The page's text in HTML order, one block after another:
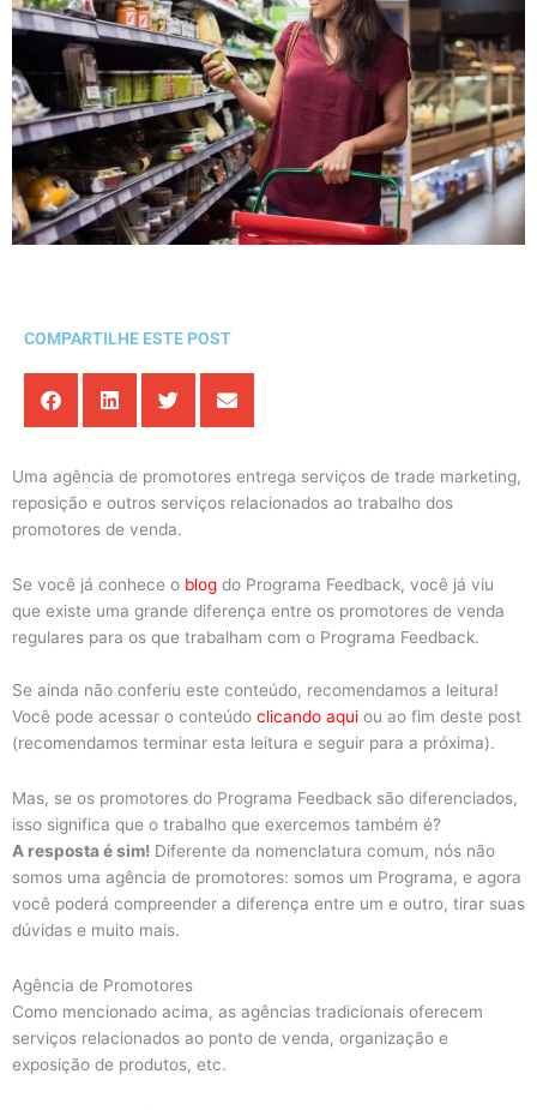
COMPARTILHE ESTE POST
Uma agência de promotores entrega serviços de trade marketing,
reposição e outros serviços relacionados ao trabalho dos
promotores de venda.
Se você já conhece o blog do Programa Feedback, você já viu
que existe uma grande diferença entre os promotores de venda
regulares para os que trabalham com o Programa Feedback.
Se ainda não conferiu este conteúdo, recomendamos a leitura!
Você pode acessar o conteúdo clicando aqui ou ao fim deste post
(recomendamos terminar esta leitura e seguir para a próxima).
Mas, se os promotores do Programa Feedback são diferenciados,
isso significa que o trabalho que exercemos também é?
A resposta é sim! Diferente da nomenclatura comum, nós não
somos uma agência de promotores: somos um Programa, e agora
você poderá compreender a diferença entre um e outro, tirar suas
dúvidas e muito mais.
Agência de Promotores
Como mencionado acima, as agências tradicionais oferecem
serviços relacionados ao ponto de venda, organização e
exposição de produtos, etc.